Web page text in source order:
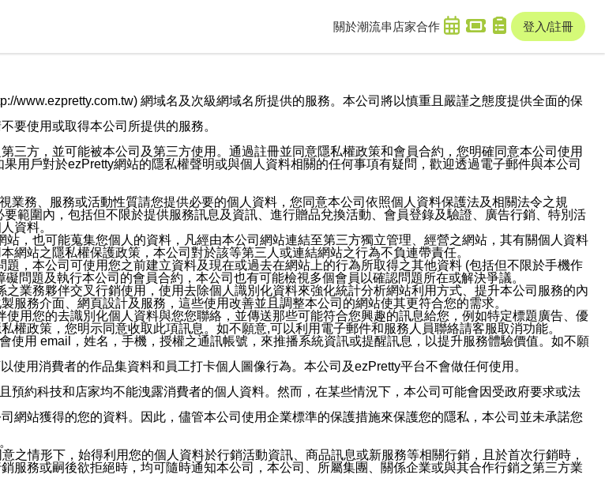
關於潮流串 店家合作 登入/註冊
www.ezpretty.com.tw) 網域名及次級網域名所提供的服務。本公司將以慎重且嚴謹之態度提供全面的保
要使用或取得本公司所提供的服務。
方，並可能被本公司及第三方使用。通過註冊並同意隱私權政策和會員合約，您明確同意本公司使用
用戶對於ezPretty網站的隱私權聲明或與個人資料相關的任何事項有疑問，歡迎透過電子郵件與本公司
務、服務或活動性質請您提供必要的個人資料，您同意本公司依照個人資料保護法及相關法令之規
範圍內，包括但不限於提供服務訊息及資訊、進行贈品兌換活動、會員登錄及驗證、廣告行銷、特別活
資料。
，也可能蒐集您個人的資料，凡經由本公司網站連結至第三方獨立管理、經營之網站，其有關個人資料
站之隱私權保護政策，本公司對於該等第三人或連結網站之行為不負連帶責任。
，本公司可使用您之前建立資料及現在或過去在網站上的行為所取得之其他資料 (包括但不限於手機作
問題及執行本公司的會員合約，本公司也有可能檢視多個會員以確認問題所在或解決爭議。
業務夥伴交叉行銷使用，使用去除個人識別化資料來強化統計分析網站利用方式、提升本公司服務的內
務介面、網頁設計及服務，這些使用改善並且調整本公司的網站使其更符合您的需求。
用您的去識別化個人資料與您您聯絡，並傳送那些可能符合您興趣的訊息給您，例如特定標題廣告、優
政策，您明示同意收取此項訊息。如不願意,可以利用電子郵件和服務人員聯絡請客服取消功能。
用 email，姓名，手機，授權之通訊帳號，來推播系統資訊或提醒訊息，以提升服務體驗價值。如不願
用消費者的作品集資料和員工打卡個人圖像行為。本公司及ezPretty平台不會做任何使用。
約科技和店家均不能洩露消費者的個人資料。然而，在某些情況下，本公司可能會因受政府要求或法
網站獲得的您的資料。因此，儘管本公司使用企業標準的保護措施來保護您的隱私，本公司並未承諾您
情形下，始得利用您的個人資料於行銷活動資訊、商品訊息或新服務等相關行銷，且於首次行銷時，
服務或嗣後欲拒絕時，均可隨時通知本公司，本公司、所屬集團、關係企業或與其合作行銷之第三方業